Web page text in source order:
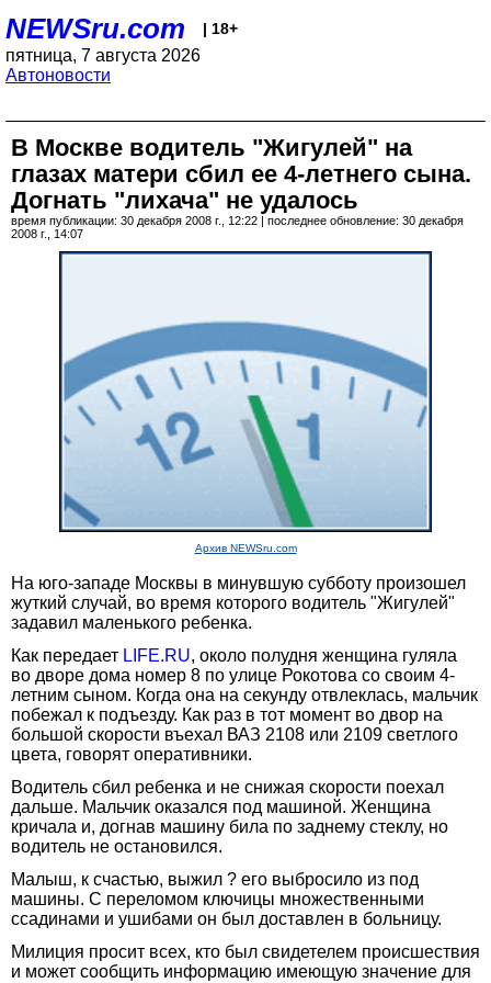
NEWSru.com | 18+
пятница, 7 августа 2026
Автоновости
В Москве водитель "Жигулей" на
глазах матери сбил ее 4-летнего сына.
Догнать "лихача" не удалось
время публикации: 30 декабря 2008 г., 12:22 | последнее обновление: 30 декабря
2008 г., 14:07
Архив NEWSru.com
На юго-западе Москвы в минувшую субботу произошел
жуткий случай, во время которого водитель "Жигулей"
задавил маленького ребенка.
Как передает LIFE.RU, около полудня женщина гуляла
во дворе дома номер 8 по улице Рокотова со своим 4-
летним сыном. Когда она на секунду отвлеклась, мальчик
побежал к подъезду. Как раз в тот момент во двор на
большой скорости въехал ВАЗ 2108 или 2109 светлого
цвета, говорят оперативники.
Водитель сбил ребенка и не снижая скорости поехал
дальше. Мальчик оказался под машиной. Женщина
кричала и, догнав машину била по заднему стеклу, но
водитель не остановился.
Малыш, к счастью, выжил ? его выбросило из под
машины. С переломом ключицы множественными
ссадинами и ушибами он был доставлен в больницу.
Милиция просит всех, кто был свидетелем происшествия
и может сообщить информацию имеющую значение для